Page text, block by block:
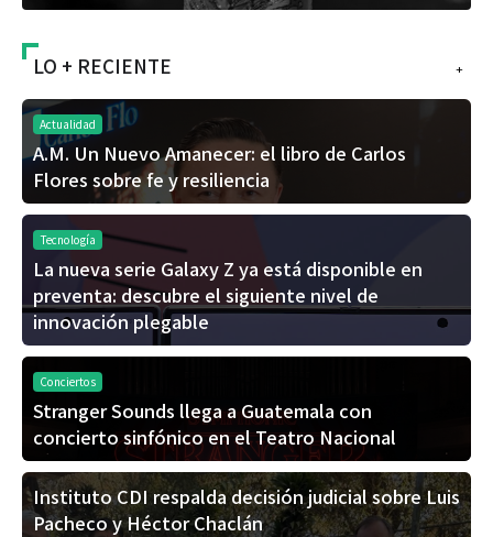
+
LO + RECIENTE
Actualidad
A.M. Un Nuevo Amanecer: el libro de Carlos
Flores sobre fe y resiliencia
Tecnología
La nueva serie Galaxy Z ya está disponible en
preventa: descubre el siguiente nivel de
innovación plegable
Conciertos
Stranger Sounds llega a Guatemala con
concierto sinfónico en el Teatro Nacional
Instituto CDI respalda decisión judicial sobre Luis
Pacheco y Héctor Chaclán